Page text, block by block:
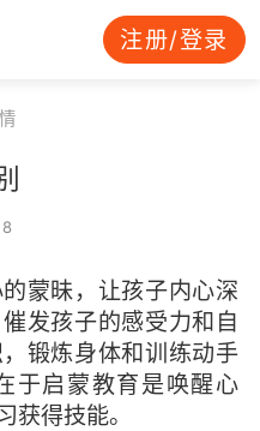
注册/登录
蒙昧，让孩子内心深
发孩子的感受力和自
锻炼身体和训练动手
于启蒙教育是唤醒心
获得技能。